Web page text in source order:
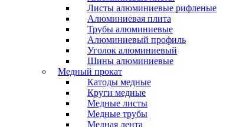
Листы алюминиевые рифленые
Алюминиевая плита
Трубы алюминиевые
Алюминиевый профиль
Уголок алюминиевый
Шины алюминиевые
Медный прокат
Катоды медные
Круги медные
Медные листы
Медные трубы
Медная лента